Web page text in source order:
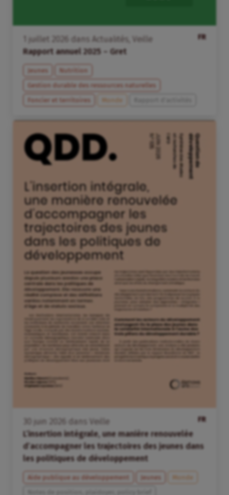
FR
juillet dans Actualités
Veille
Rapport annuel 2025 – Gret
Jeunes
Nutrition
Gestion durable des ressources naturelles
Foncier et territoires
Monde
FR
juin dans
Veille
L’insertion intégrale, une manière renouvelée
d’accompagner les trajectoires des jeunes dans
les politiques de développement
Aide publique au développement Jeunes
Monde